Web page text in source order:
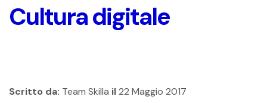
Cultura digitale
Scritto da: Team Skilla il22 Maggio 2017